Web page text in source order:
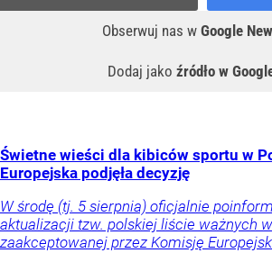
Obserwuj nas w Google
Dodaj jako źródło w
Świetne wieści dla kibiców sportu w
Europejska podjęła decyzję
W środę (tj. 5 sierpnia) oficjalnie
aktualizacji tzw. polskiej liście ważnych
zaakceptowanej przez Komisję